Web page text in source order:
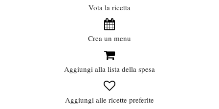
Vota la ricetta
Crea un menu
Aggiungi alla lista della spesa
Aggiungi alle ricette preferite